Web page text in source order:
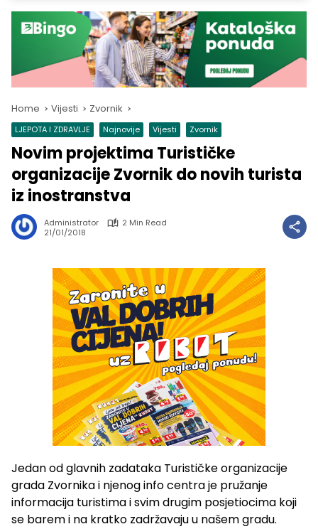
Home Vijesti Zvornik
LJEPOTA I ZDRAVLJE Najnovije Vijesti Zvornik
Novim projektima Turističke
organizacije Zvornik do novih turista
iz inostranstva
Administrator
2 Min Read
21/01/2018
Jedan od glavnih zadataka Turističke organizacije
grada Zvornika i njenog info centra je pružanje
informacija turistima i svim drugim posjetiocima koji
se barem i na kratko zadržavaju u našem gradu.